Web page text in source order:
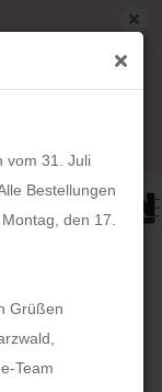
vom 31. Juli
Bestellungen
den 17.
Grüßen
Team
16.
Montag,
white)